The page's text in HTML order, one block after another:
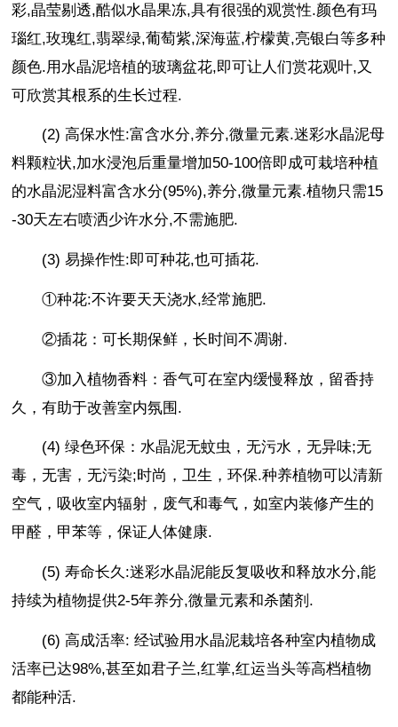
彩,晶莹剔透,酷似水晶果冻,具有很强的观赏性.颜色有玛
瑙红,玫瑰红,翡翠绿,葡萄紫,深海蓝,柠檬黄,亮银白等多种
颜色.用水晶泥培植的玻璃盆花,即可让人们赏花观叶,又
可欣赏其根系的生长过程.
(2) 高保水性:富含水分,养分,微量元素.迷彩水晶泥母
料颗粒状,加水浸泡后重量增加50-100倍即成可栽培种植
的水晶泥湿料富含水分(95%),养分,微量元素.植物只需15
-30天左右喷洒少许水分,不需施肥.
(3) 易操作性:即可种花,也可插花.
①种花:不许要天天浇水,经常施肥.
②插花：可长期保鲜，长时间不凋谢.
③加入植物香料：香气可在室内缓慢释放，留香持
久，有助于改善室内氛围.
(4) 绿色环保：水晶泥无蚊虫，无污水，无异味;无
毒，无害，无污染;时尚，卫生，环保.种养植物可以清新
空气，吸收室内辐射，废气和毒气，如室内装修产生的
甲醛，甲苯等，保证人体健康.
(5) 寿命长久:迷彩水晶泥能反复吸收和释放水分,能
持续为植物提供2-5年养分,微量元素和杀菌剂.
(6) 高成活率: 经试验用水晶泥栽培各种室内植物成
活率已达98%,甚至如君子兰,红掌,红运当头等高档植物
都能种活.